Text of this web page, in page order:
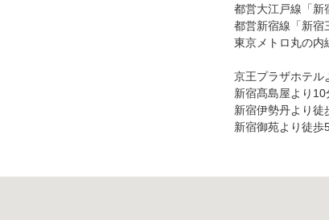
都営大江戸線「新
都営新宿線「新宿
東京メトロ丸の内
京王プラザホテ
新宿髙島屋より10
新宿伊勢丹より徒
新宿御苑より徒歩